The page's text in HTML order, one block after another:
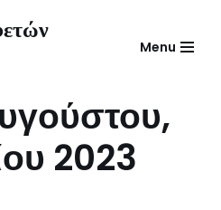
Menu
2023